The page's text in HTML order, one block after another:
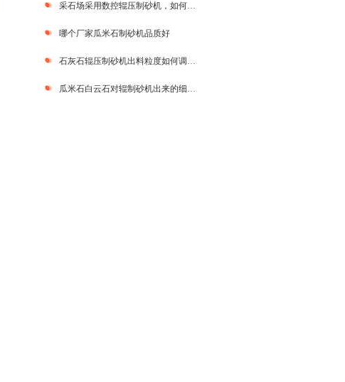
采石场采用数控辊压制砂机，如何提升整体破碎效率？
哪个厂家瓜米石制砂机品质好
石灰石辊压制砂机出料粒度如何调节呢？
瓜米石白云石对辊制砂机出来的细度怎么样？